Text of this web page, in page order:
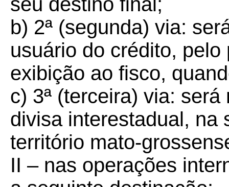
b) 2ª (segunda) via:
usuário do crédito,
exibição ao fisco,
c) 3ª (terceira) via:
divisa interestadual, na
território mato-
II – nas operações